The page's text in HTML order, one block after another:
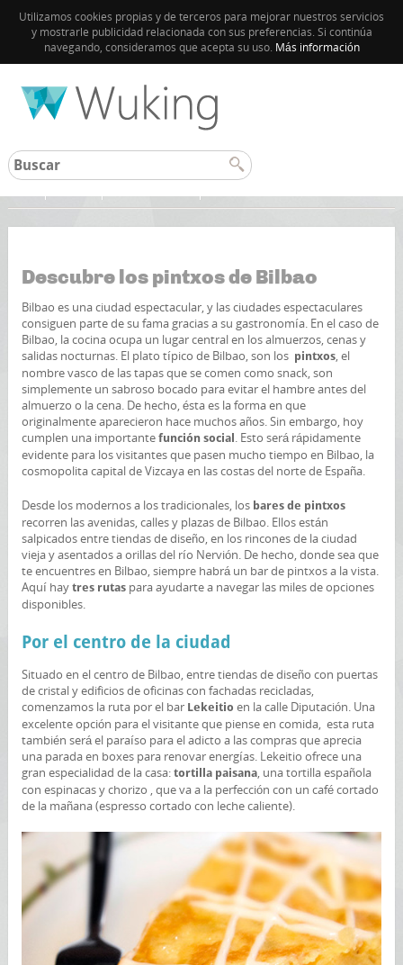
Utilizamos cookies propias y de terceros para mejorar nuestros servicios
y mostrarle publicidad relacionada con sus preferencias. Si continúa
navegando, consideramos que acepta su uso. Más información
Descubre los pintxos de Bilbao
Bilbao es una ciudad espectacular, y las ciudades espectaculares
consiguen parte de su fama gracias a su gastronomía. En el caso de
Bilbao, la cocina ocupa un lugar central en los almuerzos, cenas y
salidas nocturnas. El plato típico de Bilbao, son los pintxos, el
nombre vasco de las tapas que se comen como snack, son
simplemente un sabroso bocado para evitar el hambre antes del
almuerzo o la cena. De hecho, ésta es la forma en que
originalmente aparecieron hace muchos años. Sin embargo, hoy
cumplen una importante función social . Esto será rápidamente
evidente para los visitantes que pasen mucho tiempo en Bilbao, la
cosmopolita capital de Vizcaya en las costas del norte de España.
Desde los modernos a los tradicionales, los bares de pintxos
recorren las avenidas, calles y plazas de Bilbao. Ellos están
salpicados entre tiendas de diseño, en los rincones de la ciudad
vieja y asentados a orillas del río Nervión. De hecho, donde sea que
te encuentres en Bilbao, siempre habrá un bar de pintxos a la vista.
Aquí hay tres rutaspara ayudarte a navegar las miles de opciones
disponibles.
Por el centro de la ciudad
Situado en el centro de Bilbao, entre tiendas de diseño con puertas
de cristal y edificios de oficinas con fachadas recicladas,
comenzamos la ruta por el bar Lekeitio en la calle Diputación. Una
excelente opción para el visitante que piense en comida, esta ruta
también será el paraíso para el adicto a las compras que aprecia
una parada en boxes para renovar energías. Lekeitio ofrece una
gran especialidad de la casa: tortilla paisana, una ​​tortilla española
con espinacas y chorizo , que va a la perfección con un café cortado
de la mañana (espresso cortado con leche caliente).